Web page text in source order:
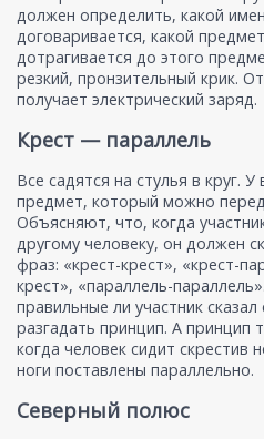
должен определить, какой
договаривается, какой
дотрагивается до этого
резкий, пронзительный крик.
получает электрический заряд.
Крест — параллель
Все садятся на стулья в круг.
предмет, который можно
Объясняют, что, когда
другому человеку, он должен
фраз: «крест-крест», «крест-
крест», «параллель-
правильные ли участник
разгадать принцип. А принцип
когда человек сидит скрестив
ноги поставлены параллельно.
Северный полюс